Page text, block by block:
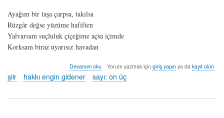
Ayağım bir taşa çarpsa, takılsa
Rüzgâr değse yüzüme hafiften
Yalvarsam suçluluk çiçeğime açsa içimde
Korksam biraz uyarısız havadan
evden
uzakta
ya
kayıp
Devamını oku Yorum yazmak için giriş yapınya da kayıt olun
şiir hakkı engin gidener sayı: on üç